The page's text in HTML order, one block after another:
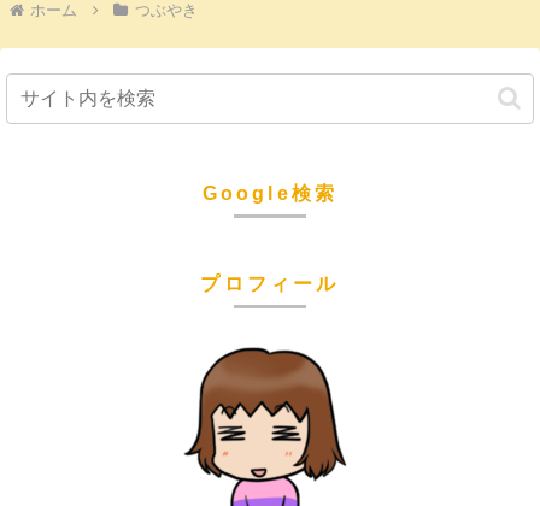
ホーム つぶやき
Google検索
プロフィール